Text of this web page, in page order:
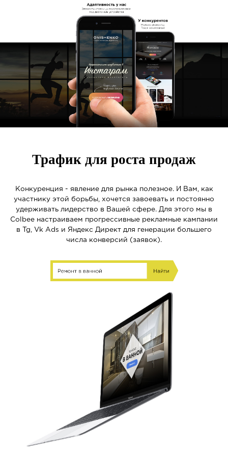
Трафик для роста продаж
Конкуренция - явление для рынка полезное. И Вам, как
участнику этой борьбы, хочется завоевать и постоянно
удерживать лидерство в Вашей сфере. Для этого мы в
Colbee настраиваем прогрессивные рекламные кампании
в Tg, Vk Ads и Яндекс Директ для генерации большего
числа конверсий (заявок).